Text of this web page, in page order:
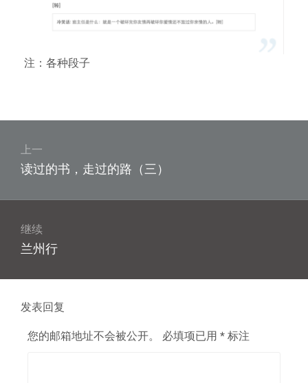
注：各种段子
航
上一
上
文
读过的书，走过的路（三）
继续
下
文
章：
兰州行
发表回复
您的邮箱地址不会被公开。 必填项已用 * 标注